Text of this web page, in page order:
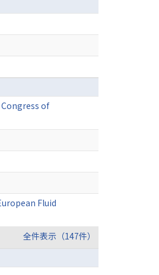
of
Fluid
全件表示（147件）